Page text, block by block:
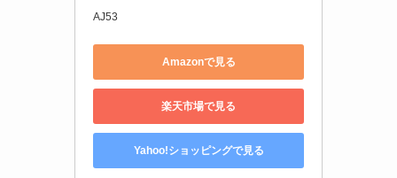
AJ53
Amazonで見る
楽天市場で見る
Yahoo!ショッピングで見る